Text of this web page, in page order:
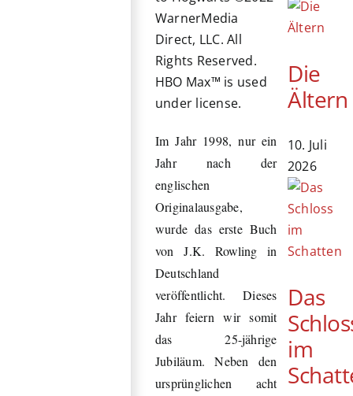
WarnerMedia
Direct, LLC. All
Rights Reserved.
HBO Max™ is used
under license.
Im Jahr 1998, nur ein
Jahr nach der
englischen
Originalausgabe,
wurde das erste Buch
von J.K. Rowling in
Deutschland
veröffentlicht. Dieses
Jahr feiern wir somit
das 25-jährige
Jubiläum. Neben den
ursprünglichen acht
Die
Ältern
10. Juli
2026
Das
im